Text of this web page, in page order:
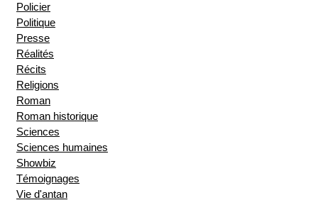
Policier
Politique
Presse
Réalités
Récits
Religions
Roman
Roman historique
Sciences
Sciences humaines
Showbiz
Témoignages
Vie d'antan